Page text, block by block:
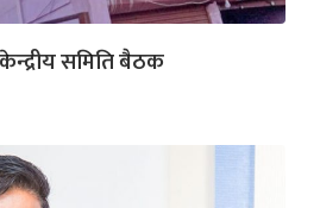
समिति बैठक